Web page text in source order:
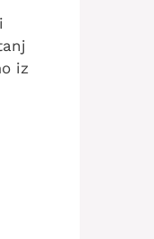
iz